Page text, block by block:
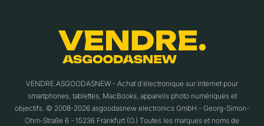
VENDRE.ASGOODASNEW - Achat d'électronique sur Internet pour
smartphones, tablettes, MacBooks, appareils photo numériques et
objectifs. © 2008-2026 asgoodasnew electronics GmbH - Georg-Simon-
Ohm-Straße 6 - 15236 Frankfurt (O.) Toutes les marques et noms de